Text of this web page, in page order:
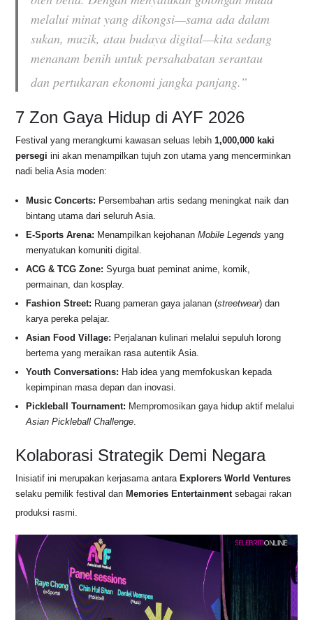
melalui minat yang dikongsi—sama ada dalam
sukan, muzik, atau budaya digital—kita sedang
menanam benih untuk persahabatan serantau
dan pertukaran ekonomi jangka panjang.”
7 Zon Gaya Hidup di AYF 2026
Festival yang merangkumi kawasan seluas lebih 1,000,000 kaki
persegi ini akan menampilkan tujuh zon utama yang mencerminkan
nadi belia Asia moden:
Music Concerts: Persembahan artis sedang meningkat naik dan
bintang utama dari seluruh Asia.
E-Sports Arena: Menampilkan kejohananMobile Legends yang
menyatukan komuniti digital.
ACG & TCG Zone: Syurga buat peminat anime, komik,
permainan, dan kosplay.
Fashion Street: Ruang pameran gaya jalanan (streetwear) dan
karya pereka pelajar.
Asian Food Village: Perjalanan kulinari melalui sepuluh lorong
bertema yang meraikan rasa autentik Asia.
Youth Conversations: Hab idea yang memfokuskan kepada
kepimpinan masa depan dan inovasi.
Pickleball Tournament: Mempromosikan gaya hidup aktif melalui
Asian Pickleball Challenge
Kolaborasi Strategik Demi Negara
Inisiatif ini merupakan kerjasama antara Explorers World Ventures
selaku pemilik festival dan Memories Entertainment sebagai rakan
produksi rasmi.